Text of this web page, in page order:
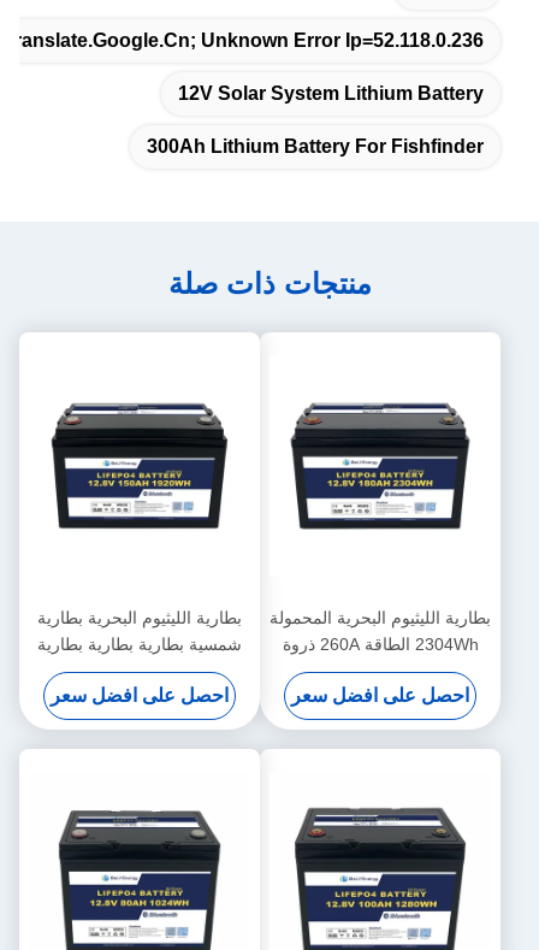
Unknown Error Ip=52.118.0.236
12V Solar System Lithium Battery
300Ah Lithium Battery For Fishfinder
منتجات ذات صلة
بطارية الليثيوم البحرية المحمولة
2304Wh الطاقة 260A ذروة
التفريغ 12.8V180Ah
احصل على افضل سعر
بطارية الليثيوم البحرية بطارية
شمسية بطارية بطارية بطارية
بطارية
احصل على افضل سعر